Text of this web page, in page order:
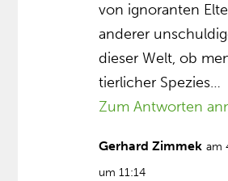
von ignoranten
anderer
dieser Welt, ob
tierlicher Spezies…
Zum Antworten
Gerhard Zimmek am
um 11:14